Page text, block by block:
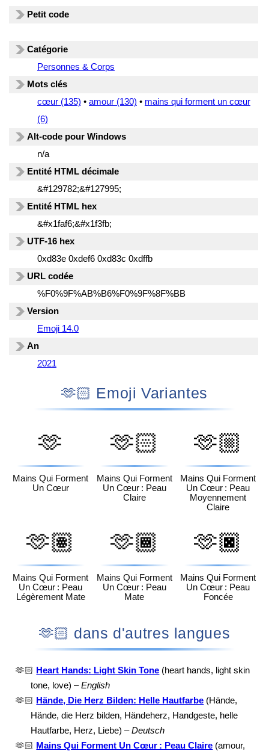
Petit code
Catégorie
Personnes & Corps
Mots clés
cœur (135) • amour (130) • mains qui forment un cœur
(6)
Alt-code pour Windows
n/a
Entité HTML décimale
&#129782;&#127995;
Entité HTML hex
&#x1faf6;&#x1f3fb;
UTF-16 hex
0xd83e 0xdef6 0xd83c 0xdffb
URL codée
%F0%9F%AB%B6%F0%9F%8F%BB
Version
Emoji 14.0
An
2021
🫶🏻 Emoji Variantes
🫶
Mains Qui Forment
Un Cœur
🫶🏻
Mains Qui Forment
Un Cœur : Peau
Claire
🫶🏼
Mains Qui Forment
Un Cœur : Peau
Moyennement
Claire
🫶🏽
Mains Qui Forment
Un Cœur : Peau
Légèrement Mate
🫶🏾
Mains Qui Forment
Un Cœur : Peau
Mate
🫶🏿
Mains Qui Forment
Un Cœur : Peau
Foncée
🫶🏻 dans d'autres langues
🫶🏻 Heart Hands: Light Skin Tone (heart hands, light skin
tone, love) –English
🫶🏻 Hände, Die Herz Bilden: Helle Hautfarbe (Hände,
Hände, die Herz bilden, Händeherz, Handgeste, helle
Hautfarbe, Herz, Liebe) –Deutsch
🫶🏻 Mains Qui Forment Un Cœur : Peau Claire (amour,